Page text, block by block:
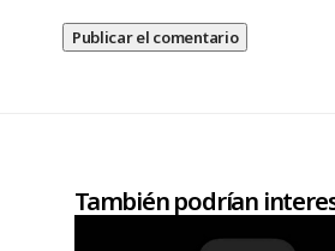
También podrían